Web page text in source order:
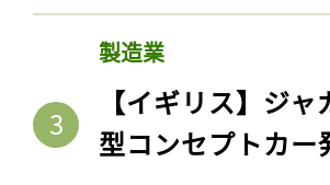
製造業
【イギリス】ジ
型コンセプトカー